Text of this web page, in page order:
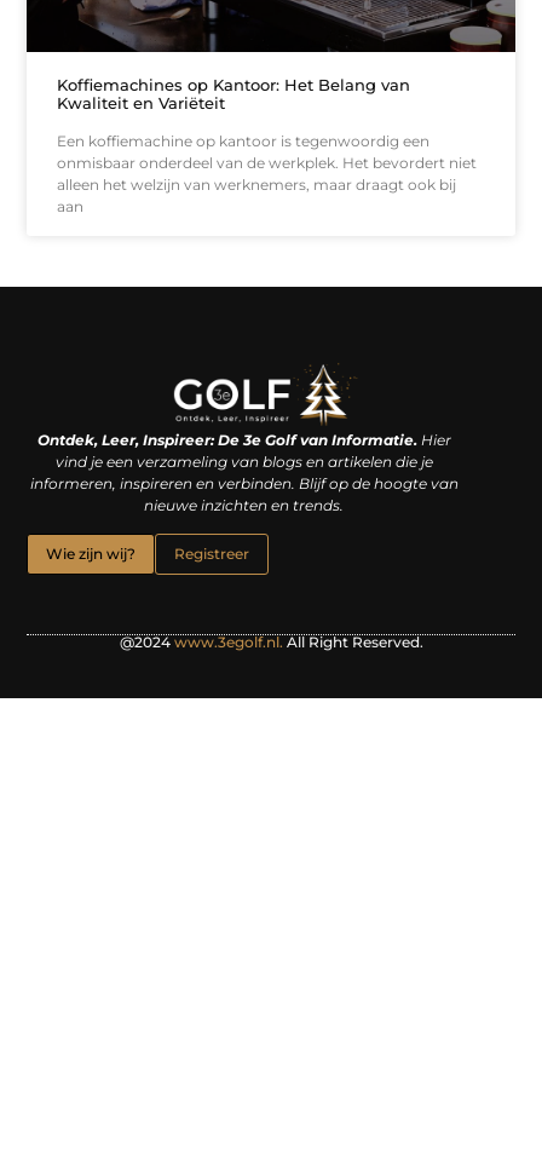
Koffiemachines op Kantoor: Het Belang van
Kwaliteit en Variëteit
Een koffiemachine op kantoor is tegenwoordig een
onmisbaar onderdeel van de werkplek. Het bevordert niet
alleen het welzijn van werknemers, maar draagt ook bij
aan
Ontdek, Leer, Inspireer: De 3e Golf van Informatie.Hier
vind je een verzameling van blogs en artikelen die je
informeren, inspireren en verbinden. Blijf op de hoogte van
nieuwe inzichten en trends.
Wie zijn wij? Registreer
@2024www.3egolf.nl.All Right Reserved.